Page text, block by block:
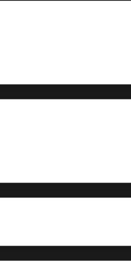
需要外部帮助？